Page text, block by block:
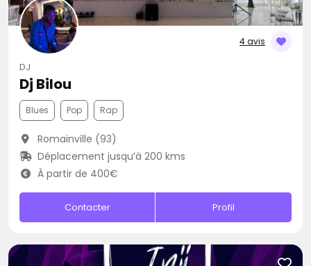
4 avis
DJ
Dj Bilou
Blues Pop Rap
Romainville (93)
Déplacement jusqu’à 200 kms
À partir de 400€
Contacter Profil